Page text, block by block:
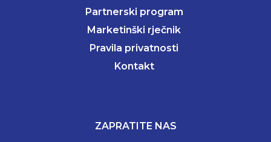
Partnerski program
Marketinški rječnik
Pravila privatnosti
Kontakt
ZAPRATITE NAS